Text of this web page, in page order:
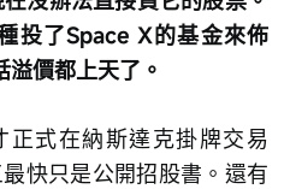
投了Space X的基金來佈
價都上天了。
正式在納斯達克掛牌交易
最快只是公開招股書。還有